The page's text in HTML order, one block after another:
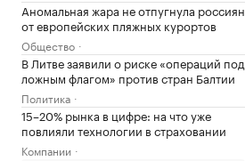
Аномальная жара не отпугнула россиян
от европейских пляжных курортов
Общество
В Литве заявили о риске «операций под
ложным флагом» против стран Балтии
Политика
15–20% рынка в цифре: на что уже
повлияли технологии в страховании
Компании